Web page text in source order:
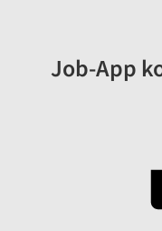
mann
Im
Job-App